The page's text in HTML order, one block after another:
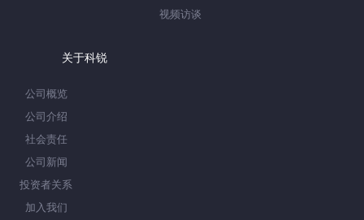
视频访谈
关于科锐
公司概览
公司介绍
社会责任
公司新闻
投资者关系
加入我们